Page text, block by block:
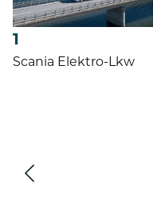
1
Scania Elektro-Lkw
Vor